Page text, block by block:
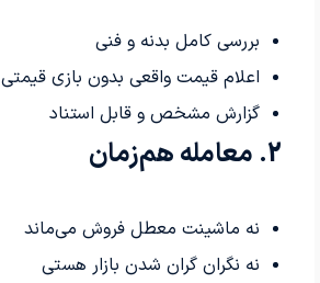
بررسی کامل بدنه و فنی
اعلام قیمت واقعی بدون بازی قیمتی
گزارش مشخص و قابل استناد
2. معامله هم‌زمان
نه ماشینت معطل فروش می‌ماند
نه نگران گران شدن بازار هستی